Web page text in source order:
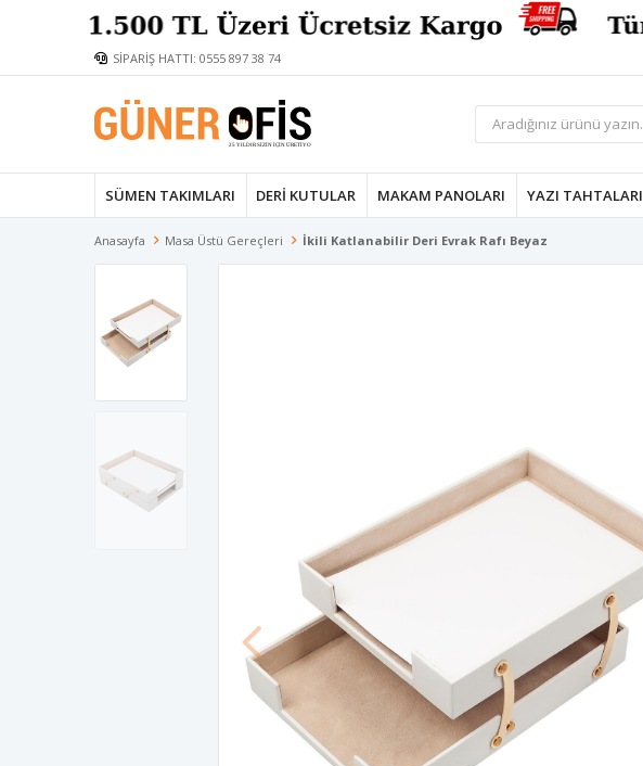
SİPARİŞ HATTI: 0555 897 38 74
SÜMEN TAKIMLARI DERI KUTULAR MAKAM PANOLARI YAZI TAHTALARI
Anasayfa Masa Üstü Gereçleri İkili Katlanabilir Deri Evrak Rafı Beyaz